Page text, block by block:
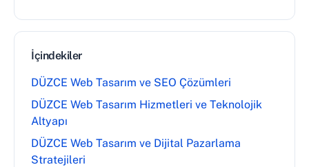
İçindekiler
DÜZCE Web Tasarım ve SEO Çözümleri
DÜZCE Web Tasarım Hizmetleri ve Teknolojik
Altyapı
DÜZCE Web Tasarım ve Dijital Pazarlama
Stratejileri